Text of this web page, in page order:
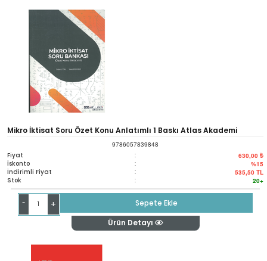
Mikro İktisat Soru Özet Konu Anlatımlı 1 Baskı Atlas Akademi
9786057839848
Fiyat : 630,00 ₺
İskonto : %15
İndirimli Fiyat : 535,50 TL
Stok : 20+
- +
Sepete Ekle
Ürün Detayı